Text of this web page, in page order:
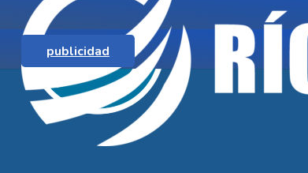
publicidad
MOSTRABA CAPTURA FALSA.